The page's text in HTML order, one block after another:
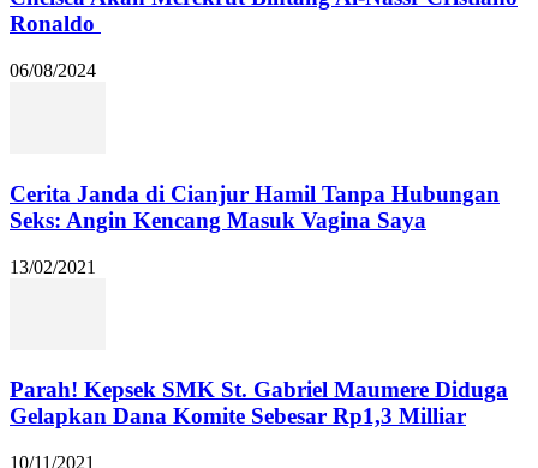
Ronaldo
06/08/2024
Cerita Janda di Cianjur Hamil Tanpa Hubungan
Seks: Angin Kencang Masuk Vagina Saya
13/02/2021
Parah! Kepsek SMK St. Gabriel Maumere Diduga
Gelapkan Dana Komite Sebesar Rp1,3 Milliar
10/11/2021